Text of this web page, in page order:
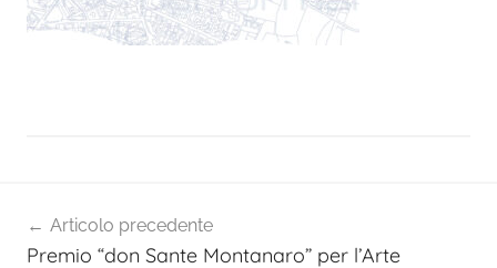
articoli
Articolo precedente
Premio “don Sante Montanaro” per l’Arte